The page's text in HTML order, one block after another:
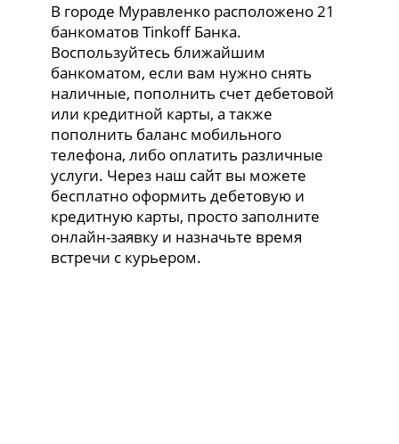
В городе Муравленко расположено 21
банкоматов Tinkoff Банка.
Воспользуйтесь ближайшим
банкоматом, если вам нужно снять
наличные, пополнить счет дебетовой
или кредитной карты, а также
пополнить баланс мобильного
телефона, либо оплатить различные
услуги. Через наш сайт вы можете
бесплатно оформить дебетовую и
кредитную карты, просто заполните
онлайн-заявку и назначьте время
встречи с курьером.